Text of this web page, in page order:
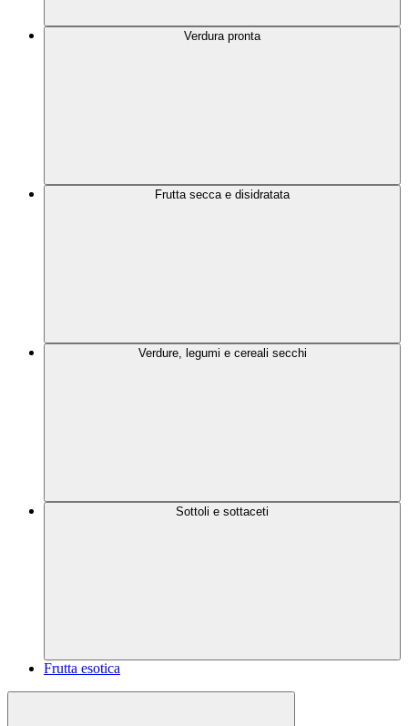
Verdura pronta
Frutta secca e disidratata
Verdure, legumi e cereali secchi
Sottoli e sottaceti
Frutta esotica